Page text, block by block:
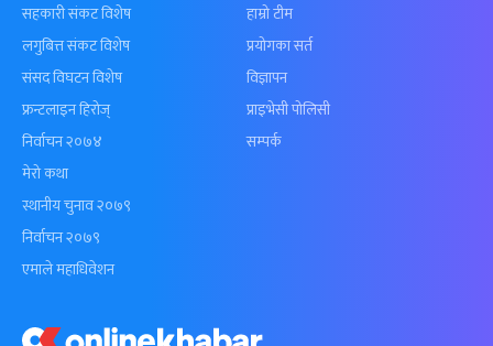
सहकारी संकट विशेष
लगुबित्त संकट विशेष
संसद विघटन विशेष
फ्रन्टलाइन हिरोज्
निर्वाचन २०७४
मेरो कथा
स्थानीय चुनाव २०७९
निर्वाचन २०७९
एमाले महाधिवेशन
हाम्रो टीम
प्रयोगका सर्त
विज्ञापन
प्राइभेसी पोलिसी
सम्पर्क